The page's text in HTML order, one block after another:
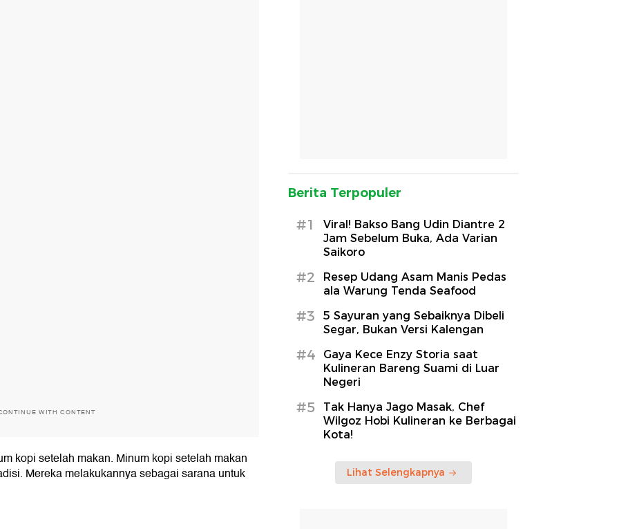
WITH CONTENT
kopi setelah makan. Minum kopi setelah makan
Mereka melakukannya sebagai sarana untuk
Berita Terpopuler
#1
Viral! Bakso Bang Udin Diantre 2
Jam Sebelum Buka, Ada Varian
Saikoro
#2
Resep Udang Asam Manis Pedas
ala Warung Tenda Seafood
#3
5 Sayuran yang Sebaiknya Dibeli
Segar, Bukan Versi Kalengan
#4
Gaya Kece Enzy Storia saat
Kulineran Bareng Suami di Luar
Negeri
#5
Tak Hanya Jago Masak, Chef
Wilgoz Hobi Kulineran ke Berbagai
Kota!
Lihat Selengkapnya